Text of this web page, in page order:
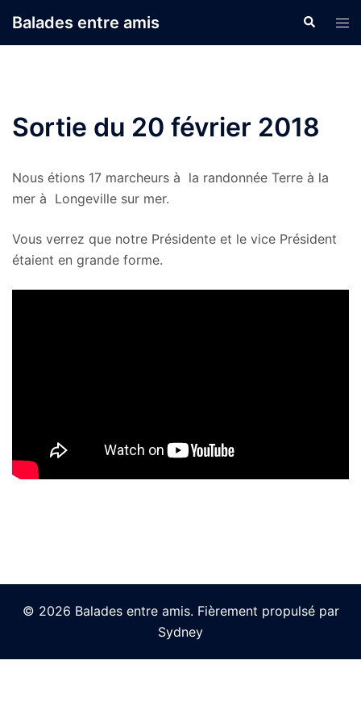
auBalades entre amis
le
Sortie du 20 février 2018
Nous étions 17 marcheurs à la randonnée Terre à la
mer à Longeville sur mer.
Vous verrez que notre Présidente et le vice Président
étaient en grande forme.
© 2026 Balades entre amis. Fièrement propulsé par
Sydney